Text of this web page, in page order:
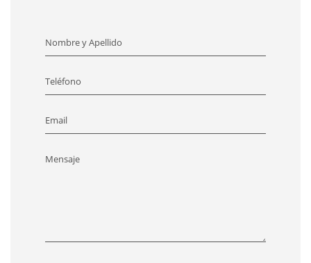
Nombre y Apellido
Teléfono
Email
Mensaje